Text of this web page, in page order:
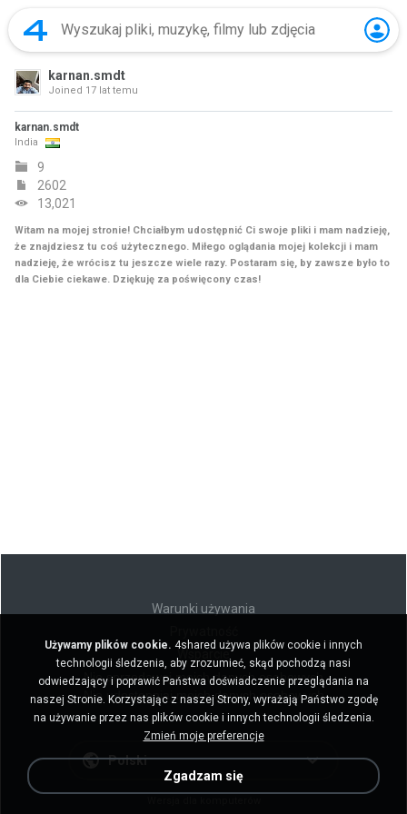
karnan.smdt
Joined 17 lat temu
karnan.smdt
India
9
2602
13,021
Witam na mojej stronie! Chciałbym udostępnić Ci swoje pliki i mam nadzieję,
że znajdziesz tu coś użytecznego. Miłego oglądania mojej kolekcji i mam
nadzieję, że wrócisz tu jeszcze wiele razy. Postaram się, by zawsze było to
dla Ciebie ciekawe. Dziękuję za poświęcony czas!
Warunki używania
Nie sprzedawaj moich danych osobowych
Nie udostępniaj moich danych osobowych
Polski
Używamy plików cookie. 4shared używa plików cookie i innych
technologii śledzenia, aby zrozumieć, skąd pochodzą nasi
odwiedzający i poprawić Państwa doświadczenie przeglądania na
naszej Stronie. Korzystając z naszej Strony, wyrażają Państwo zgodę
na używanie przez nas plików cookie i innych technologii śledzenia.
Zmień moje preferencje
Zgadzam się